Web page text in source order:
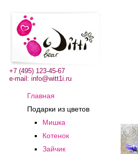
+7 (495) 123-45-67
e-mail: info@witt1i.ru
Главная
Подарки из цветов
Мишка
Котенок
Зайчик